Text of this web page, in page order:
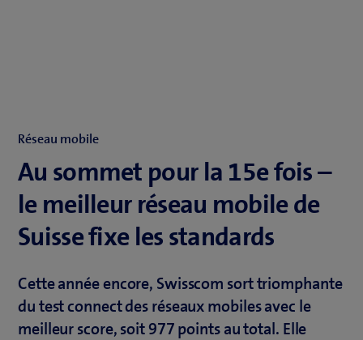
Réseau mobile
Au sommet pour la 15e fois –
le meilleur réseau mobile de
Suisse fixe les standards
Cette année encore, Swisscom sort triomphante
du test connect des réseaux mobiles avec le
meilleur score, soit 977 points au total. Elle